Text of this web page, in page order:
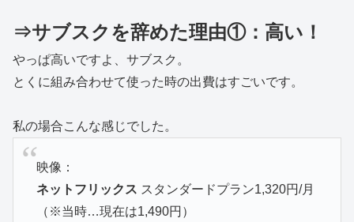
⇒サブスクを辞めた理由①：高い！
やっぱ高いですよ、サブスク。
とくに組み合わせて使った時の出費はすごいです。
私の場合こんな感じでした。
映像：
ネットフリックス スタンダードプラン1,320円/月
（※当時…現在は1,490円）